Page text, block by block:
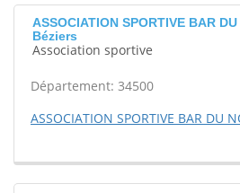
ASSOCIATION SPORTIVE BAR
Béziers
Association sportive
Département: 34500
ASSOCIATION SPORTIVE BAR DU